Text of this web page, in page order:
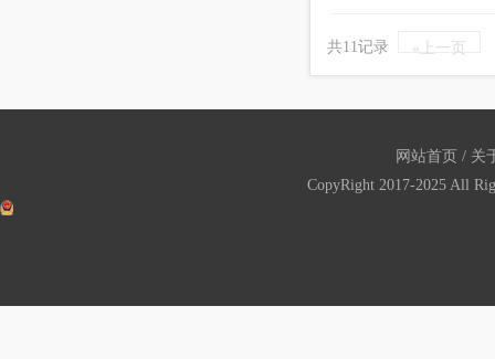
共11记录 «上一页
网站首页 / 关
CopyRight 2017-2025 All